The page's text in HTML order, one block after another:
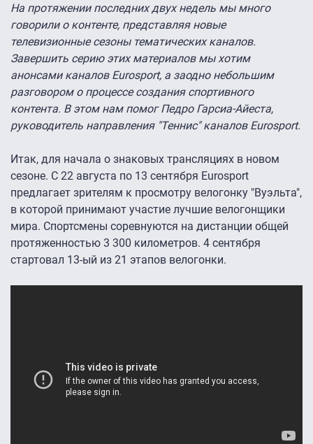
На протяжении последних двух недель мы много
говорили о контенте, представляя новые
телевизионные сезоны тематических каналов.
Завершить серию этих материалов мы хотим
анонсами каналов Eurosport, а заодно небольшим
разговором о процессе создания спортивного
контента. В этом нам помог Педро Гарсиа-Айеста,
руководитель направления "Теннис" каналов Eurosport.
Итак, для начала о знаковых трансляциях в новом
сезоне. С 22 августа по 13 сентября Eurosport
предлагает зрителям к просмотру велогонку "Вуэльта",
в которой принимают участие лучшие велогонщики
мира. Спортсмены соревнуются на дистанции общей
протяженностью 3 300 километров. 4 сентября
стартовал 13-ый из 21 этапов велогонки.